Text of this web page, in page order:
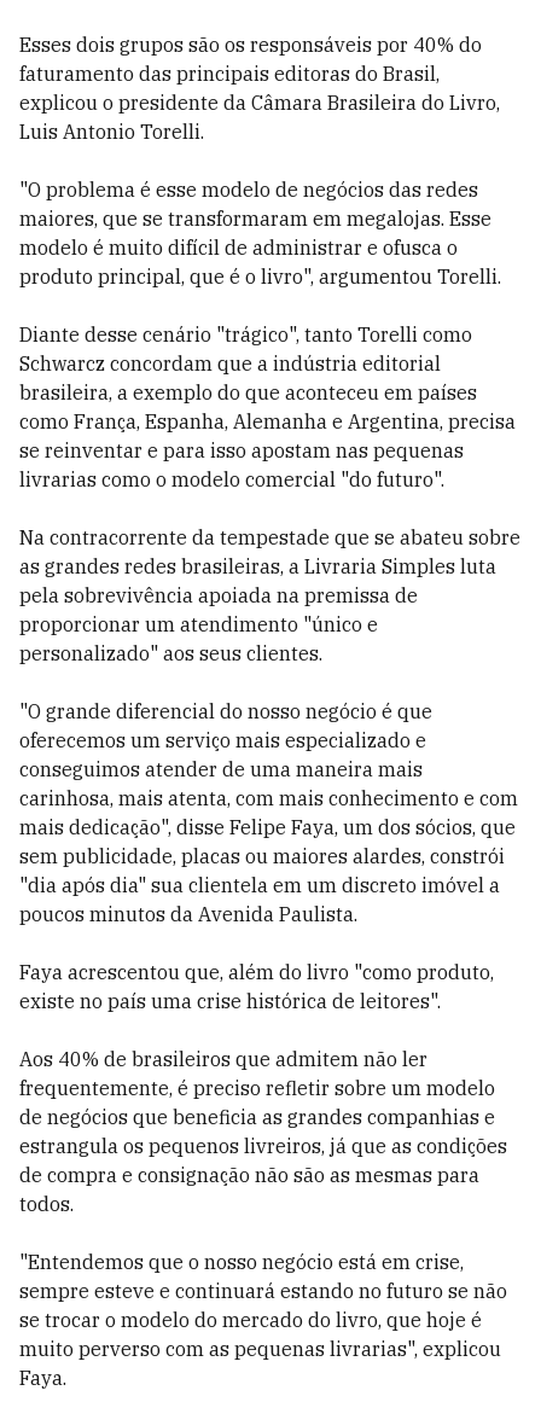
Esses dois grupos são os responsáveis por 40% do
faturamento das principais editoras do Brasil,
explicou o presidente da Câmara Brasileira do Livro,
Luis Antonio Torelli.
"O problema é esse modelo de negócios das redes
maiores, que se transformaram em megalojas. Esse
modelo é muito difícil de administrar e ofusca o
produto principal, que é o livro", argumentou Torelli.
Diante desse cenário "trágico", tanto Torelli como
Schwarcz concordam que a indústria editorial
brasileira, a exemplo do que aconteceu em países
como França, Espanha, Alemanha e Argentina, precisa
se reinventar e para isso apostam nas pequenas
livrarias como o modelo comercial "do futuro".
Na contracorrente da tempestade que se abateu sobre
as grandes redes brasileiras, a Livraria Simples luta
pela sobrevivência apoiada na premissa de
proporcionar um atendimento "único e
personalizado" aos seus clientes.
"O grande diferencial do nosso negócio é que
oferecemos um serviço mais especializado e
conseguimos atender de uma maneira mais
carinhosa, mais atenta, com mais conhecimento e com
mais dedicação", disse Felipe Faya, um dos sócios, que
sem publicidade, placas ou maiores alardes, constrói
"dia após dia" sua clientela em um discreto imóvel a
poucos minutos da Avenida Paulista.
Faya acrescentou que, além do livro "como produto,
existe no país uma crise histórica de leitores".
Aos 40% de brasileiros que admitem não ler
frequentemente, é preciso refletir sobre um modelo
de negócios que beneficia as grandes companhias e
estrangula os pequenos livreiros, já que as condições
de compra e consignação não são as mesmas para
todos.
"Entendemos que o nosso negócio está em crise,
sempre esteve e continuará estando no futuro se não
se trocar o modelo do mercado do livro, que hoje é
muito perverso com as pequenas livrarias", explicou
Faya.